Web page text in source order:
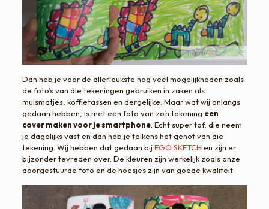
Dan heb je voor de allerleukste nog veel mogelijkheden zoals
de foto’s van die tekeningen gebruiken in zaken als
muismatjes, koffietassen en dergelijke. Maar wat wij onlangs
gedaan hebben, is met een foto van zo’n tekening een
cover maken voor je smartphone. Echt super tof, die neem
je dagelijks vast en dan heb je telkens het genot van die
tekening. Wij hebben dat gedaan bij EGO SKETCH en zijn er
bijzonder tevreden over. De kleuren zijn werkelijk zoals onze
doorgestuurde foto en de hoesjes zijn van goede kwaliteit.